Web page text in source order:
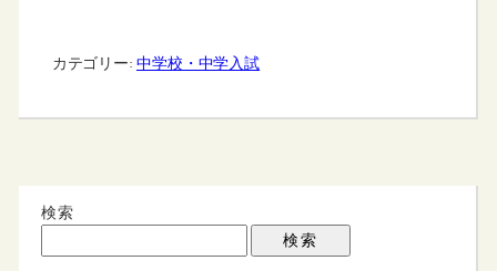
カテゴリー: 中学校・中学入試
検索
検索